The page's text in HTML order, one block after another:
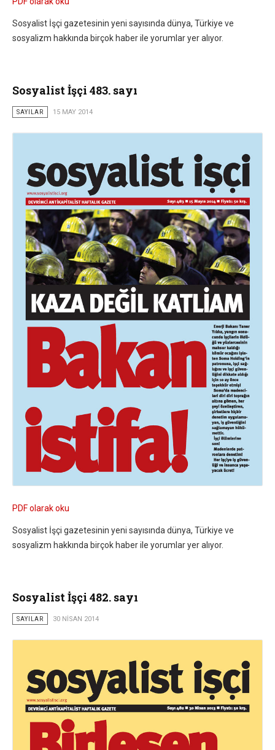
Sosyalist İşçi gazetesinin yeni sayısında dünya, Türkiye ve
sosyalizm hakkında birçok haber ile yorumlar yer alıyor.
Sosyalist İşçi 483. sayı
SAYILAR 15 MAY 2014
PDF olarak oku
Sosyalist İşçi gazetesinin yeni sayısında dünya, Türkiye ve
sosyalizm hakkında birçok haber ile yorumlar yer alıyor.
Sosyalist İşçi 482. sayı
SAYILAR 30 NISAN 2014